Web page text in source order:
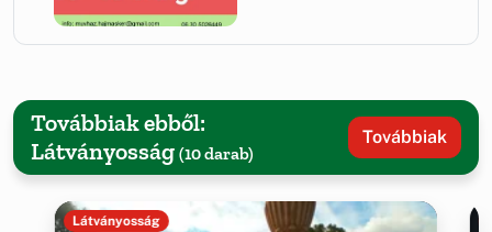
Továbbiak ebből:
Látványosság (10 darab)
Továbbiak
Látványosság